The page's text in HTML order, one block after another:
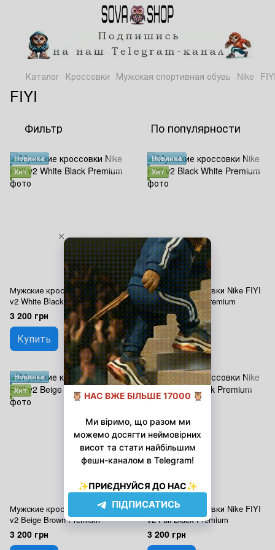
Каталог Кроссовки Мужская спортивная обувь Nike
FIYI
Фильтр По популярности
Новинка
Хит
Мужские кроссовки Nike FIYI
v2 White Black Premium
3 200 грн
Купить
Новинка
Хит
Мужские кроссовки Nike FIYI
v2 Black White Premium
3 200 грн
Купить
Новинка
Хит
Мужские кроссовки Nike FIYI
v2 Beige Brown Premium
3 200 грн
Новинка
Хит
Мужские кроссовки Nike FIYI
v2 Full Black Premium
3 200 грн